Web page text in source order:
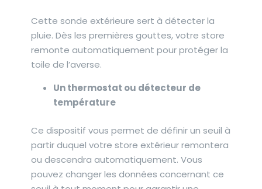
Cette sonde extérieure sert à détecter la
pluie. Dès les premières gouttes, votre store
remonte automatiquement pour protéger la
toile de l’averse.
Un thermostat ou détecteur de
température
Ce dispositif vous permet de définir un seuil à
partir duquel votre store extérieur remontera
ou descendra automatiquement. Vous
pouvez changer les données concernant ce